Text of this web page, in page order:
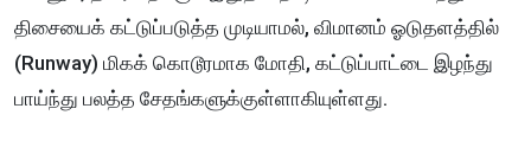
திசையைக் கட்டுப்படுத்த முடியாமல், விமானம் ஓடுதளத்தில்
(Runway) மிகக் கொடூரமாக மோதி, கட்டுப்பாட்டை இழந்து
பாய்ந்து பலத்த சேதங்களுக்குள்ளாகியுள்ளது.